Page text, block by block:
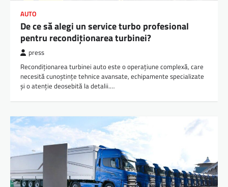
AUTO
De ce să alegi un service turbo profesional
pentru recondiționarea turbinei?
press
Recondiționarea turbinei auto este o operațiune complexă, care
necesită cunoștințe tehnice avansate, echipamente specializate
și o atenție deosebită la detalii.…